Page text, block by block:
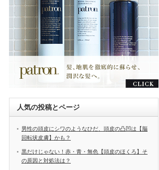
人気の投稿とページ
男性の頭皮にシワのようなひだ、頭皮の凸凹は【脳
回転状皮膚】かも？
黒だけじゃない！赤・青・無色【頭皮のほくろ】そ
の原因と対処法は？